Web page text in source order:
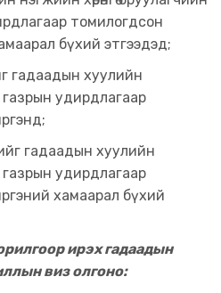
томилогдсон
бүхий этгээдэд;
гадаадын хуулийн
газрын удирдлагаар
гадаадын хуулийн
газрын удирдлагаар
хамаарал бүхий
ирэх гадаадын
виз олгоно: